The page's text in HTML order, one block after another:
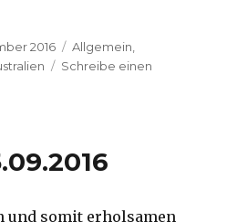
2016 Kategorien
Allgemein
Schreibe einen
und somit erholsamen